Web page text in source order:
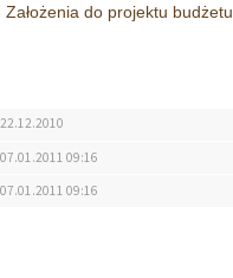
do projektu budżetu
09:16
09:16